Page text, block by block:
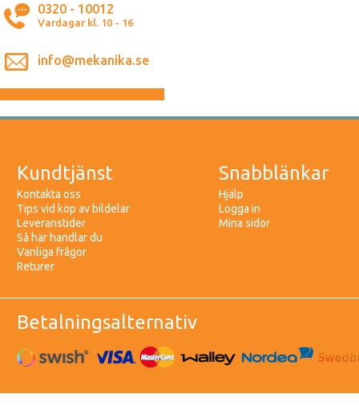
0320 - 10012
Vardagar kl. 10 - 16
info@mekanika.se
Kundtjänst
Kontakta oss
Tips vid köp av bildelar
Leveranstider
Så här handlar du
Vanliga frågor
Returer
Snabblänkar
Hjälp
Logga in
Mina sidor
Betalningsalternativ